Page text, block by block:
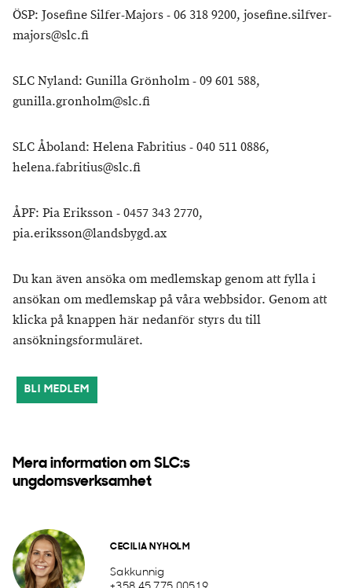
ÖSP: Josefine Silfer-Majors - 06 318 9200, josefine.silfver-
majors@slc.fi
SLC Nyland: Gunilla Grönholm - 09 601 588,
gunilla.gronholm@slc.fi
SLC Åboland: Helena Fabritius - 040 511 0886,
helena.fabritius@slc.fi
ÅPF: Pia Eriksson - 0457 343 2770,
pia.eriksson@landsbygd.ax
Du kan även ansöka om medlemskap genom att fylla i
ansökan om medlemskap på våra webbsidor. Genom att
klicka på knappen här nedanför styrs du till
ansökningsformuläret.
BLI MEDLEM
Mera information om SLC:s
ungdomsverksamhet
CECILIA NYHOLM
Sakkunnig